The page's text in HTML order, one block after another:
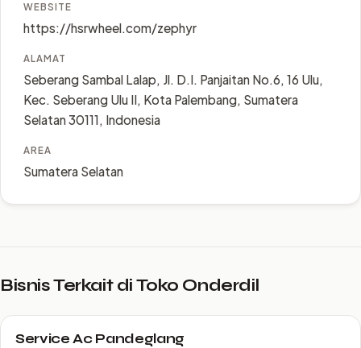
WEBSITE
https://hsrwheel.com/zephyr
ALAMAT
Seberang Sambal Lalap, Jl. D.I. Panjaitan No.6, 16 Ulu,
Kec. Seberang Ulu II, Kota Palembang, Sumatera
Selatan 30111, Indonesia
AREA
Sumatera Selatan
Bisnis Terkait di Toko Onderdil
Service Ac Pandeglang